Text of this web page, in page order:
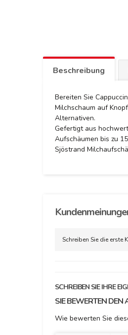
Beschreibung
Bereiten Sie
Milchschaum auf
Alternativen.
Gefertigt aus
Aufschäumen bis zu
Sjöstrand
Schreiben Sie die erste
SCHREIBEN SIE IHRE
SIE BEWERTEN DEN
Wie bewerten Sie